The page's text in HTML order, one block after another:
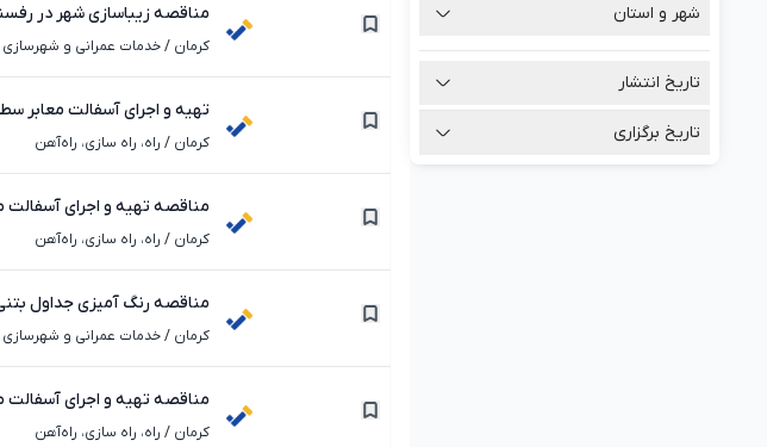
شهر و استان
تاریخ انتشار
تاریخ برگزاری
مناقصه زیباسازی شهر در
کرمان /خدمات عمرانی و شهرسازی
تهیه و اجرای آسفالت
کرمان / راه، راه‌ سازی، راه‌آهن
مناقصه تهیه و اجرای
کرمان / راه، راه‌ سازی، راه‌آهن
مناقصه رنگ آمیزی جداول
کرمان /خدمات عمرانی و شهرسازی
مناقصه تهیه و اجرای
کرمان / راه، راه‌ سازی، راه‌آهن